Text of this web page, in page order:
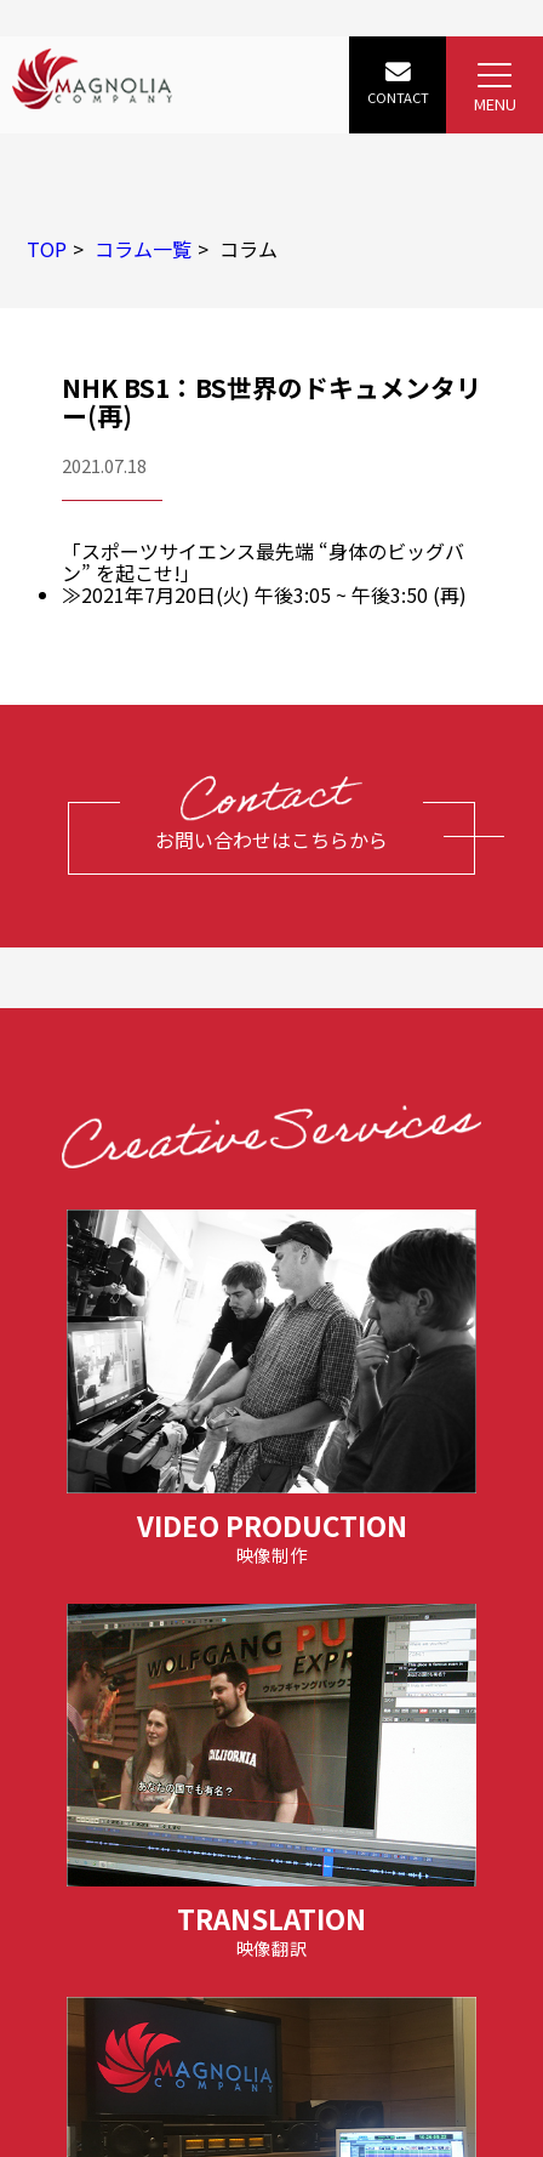
TOP コラム一覧 コラム
NHK BS1：BS世界のドキュメンタリ
ー(再)
2021.07.18
「スポーツサイエンス最先端 “身体のビッグバ
ン” を起こせ!」
≫2021年7月20日(火) 午後3:05 ~ 午後3:50 (再)
お問い合わせはこちらから
VIDEO PRODUCTION
映像制作
TRANSLATION
映像翻訳